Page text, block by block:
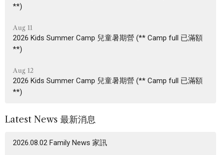
**)
Aug 11
2026 Kids Summer Camp 兒童暑期營 (** Camp full 已滿額
**)
Aug 12
2026 Kids Summer Camp 兒童暑期營 (** Camp full 已滿額
**)
Latest News 最新消息
2026.08.02 Family News 家訊